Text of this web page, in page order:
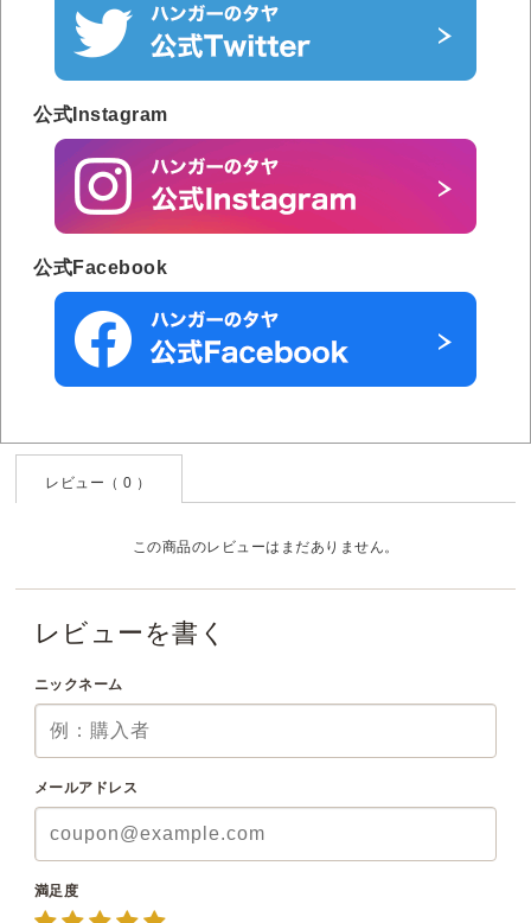
公式Instagram
公式Facebook
レビュー（ 0 ）
この商品のレビューはまだありません。
レビューを書く
ニックネーム
メールアドレス
満足度